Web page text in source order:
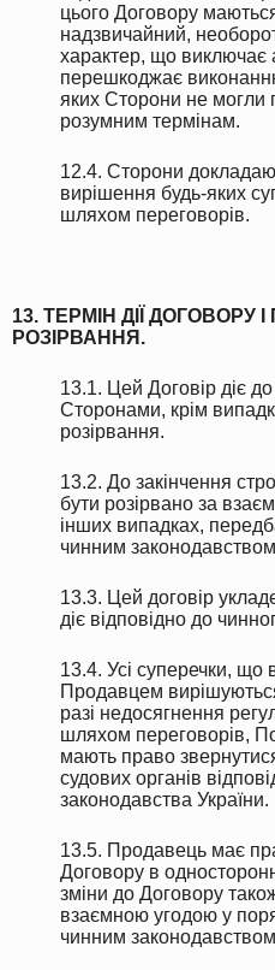
цього Договору
надзвичайний,
характер, що виключає
перешкоджає
яких Сторони не могли
розумним термінам.
12.4. Сторони
вирішення будь-яких
шляхом переговорів.
13. ТЕРМІН ДІЇ ДОГОВОРУ
РОЗІРВАННЯ.
13.1. Цей Договір діє
Сторонами, крім
розірвання.
13.2. До закінчення
бути розірвано за
інших випадках,
чинним
13.3. Цей договір
діє відповідно до
13.4. Усі суперечки,
Продавцем
разі недосягнення
шляхом переговорів,
мають право
судових органів
законодавства України.
13.5. Продавець має
Договору в
зміни до Договору
взаємною угодою у
чинним